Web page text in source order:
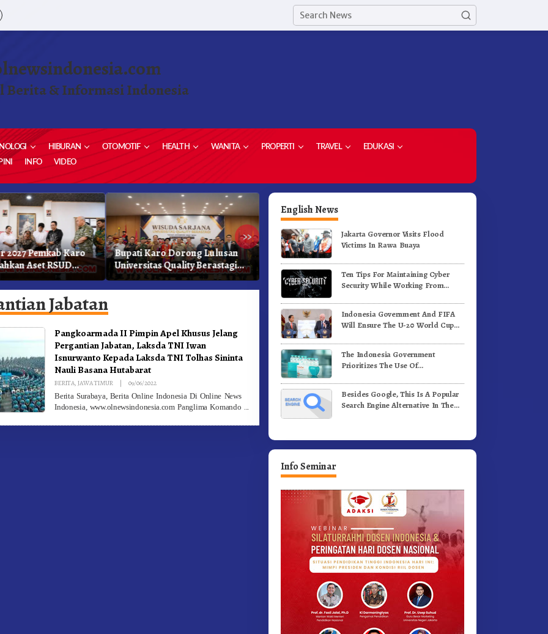
Berita & Informasi Indonesia
HIBURAN OTOMOTIF HEALTH WANITA PROPERTI TRAVEL
EDUKASI
INFO VIDEO
»
2027 Pemkab Karo
Aset RSUD
Ke Moderamen
Bupati Karo Dorong Lulusan
Universitas Quality Berastagi
Jadi Generasi Inovatif dan
Berintegritas
Dorong Komoditas Unggulan,
Bupati Karo Serahkan 1,2 Juta
Benih Kopi Arabika
Karo Tekankan
Profesional Dongkrak Mutu
Pendidikan
Jabatan
Pangkoarmada II Pimpin Apel Khusus Jelang
Pergantian Jabatan, Laksda TNI Iwan
Isnurwanto Kepada Laksda TNI Tolhas Sininta
Nauli Basana Hutabarat
BERITA,JAWA TIMUR | 09/06/2022By
Berita Surabaya, Berita Online Indonesia Di Online News
Indonesia, www.olnewsindonesia.com Panglima Komando
English News
Jakarta Governor Visits Flood
Victims In Rawa Buaya
Ten Tips For Maintaining Cyber
Security While Working From
Indonesia Government And FIFA
Will Ensure The U-20 World Cup
Standards
The Indonesia Government
Prioritizes The Use Of
Vaccines
Besides Google, This Is A Popular
Search Engine Alternative In The
Info Seminar